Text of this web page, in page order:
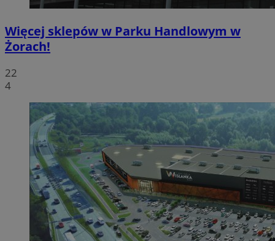
Więcej sklepów w Parku Handlowym w
Żorach!
22
4